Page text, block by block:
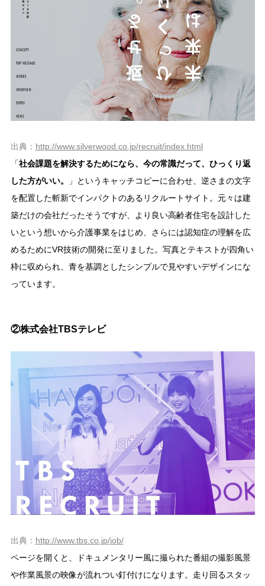
出典： http://www.silverwood.co.jp/recruit/index.html
「社会課題を解決するためになら、今の常識だって、ひっくり返
した方がいい。
」というキャッチコピーに合わせ、逆さまの文字
を配置した斬新でインパクトのあるリクルートサイト。元々は建
築だけの会社だったそうですが、より良い高齢者住宅を設計した
いという想いから介護事業をはじめ、さらには認知症の理解を広
めるためにVR技術の開発に至りました。写真とテキストが四角い
枠に収められ、青を基調としたシンプルで見やすいデザインにな
っています。
②株式会社TBSテレビ
出典： http://www.tbs.co.jp/job/
ページを開くと、ドキュメンタリー風に撮られた番組の撮影風景
や作業風景の映像が流れつい釘付けになります。走り回るスタッ